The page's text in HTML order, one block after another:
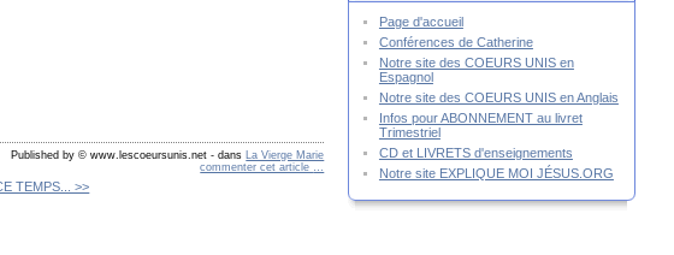
Published by © www.lescoeursunis.net - dans La Vierge Marie
commenter cet article …
TEMPS... >>
Page d'accueil
Conférences de Catherine
Notre site des COEURS UNIS en
Espagnol
Notre site des COEURS UNIS en Anglais
Infos pour ABONNEMENT au livret
Trimestriel
CD et LIVRETS d'enseignements
Notre site EXPLIQUE MOI JÉSUS.ORG